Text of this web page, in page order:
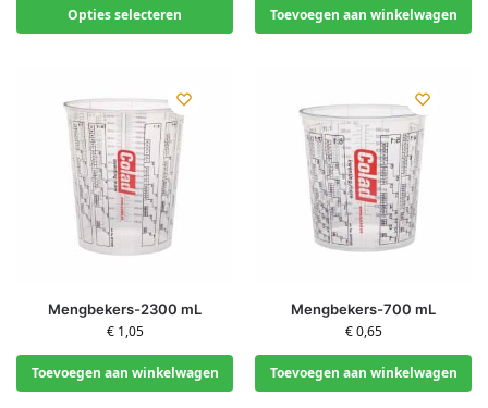
Opties selecteren Toevoegen aan winkelwagen
Mengbekers-2300 mL
€1,05
Toevoegen aan winkelwagen
Mengbekers-700 mL
€0,65
Toevoegen aan winkelwagen